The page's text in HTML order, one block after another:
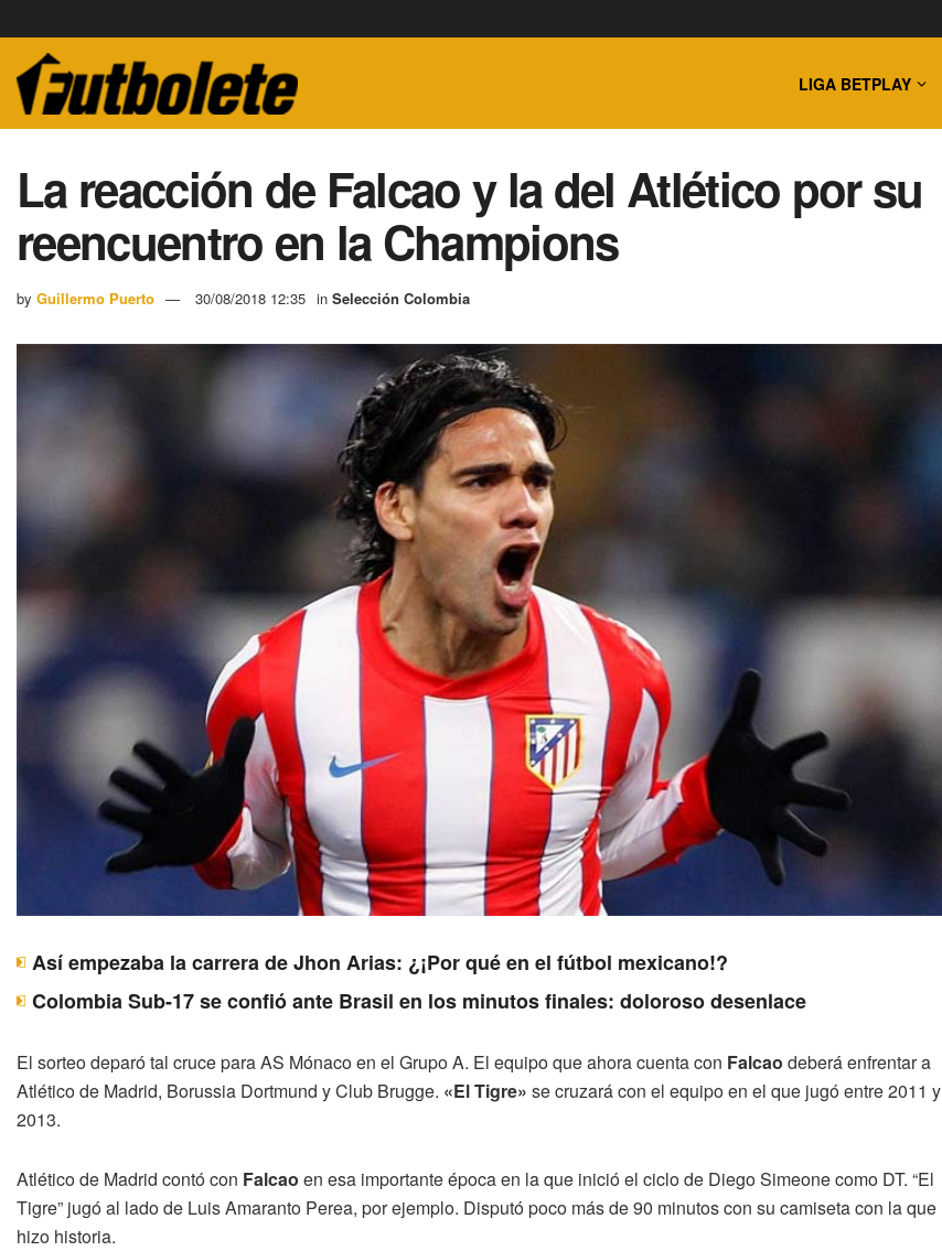
LIGA BETPLAY
La reacción de Falcao y la del Atlético por su
reencuentro en la Champions
by Guillermo Puerto 30/08/2018 12:35 in Selección Colombia
Así empezaba la carrera de Jhon Arias: ¿¡Por qué en el fútbol mexicano!?
Colombia Sub-17 se confió ante Brasil en los minutos finales: doloroso desenlace
El sorteo deparó tal cruce para AS Mónaco en el Grupo A. El equipo que ahora cuenta con Falcao deberá enfrentar a
Atlético de Madrid, Borussia Dortmund y Club Brugge. «El Tigre» se cruzará con el equipo en el que jugó entre 2011 y
2013.
Atlético de Madrid contó con Falcao en esa importante época en la que inició el ciclo de Diego Simeone como DT. “El
Tigre” jugó al lado de Luis Amaranto Perea, por ejemplo. Disputó poco más de 90 minutos con su camiseta con la que
hizo historia.